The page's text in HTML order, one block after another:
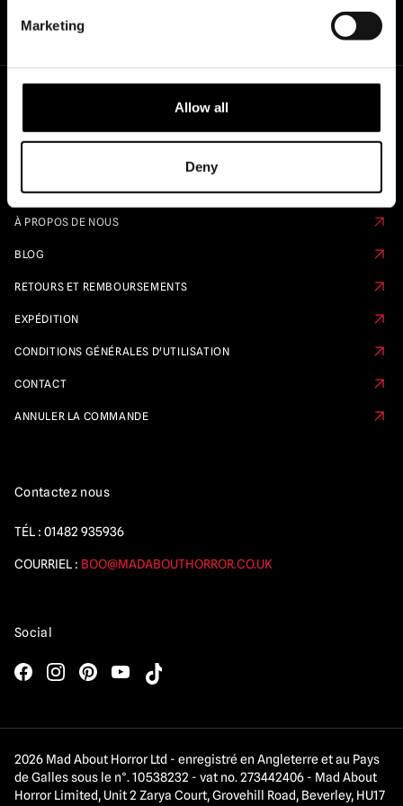
Marketing
Allow all
Deny
FAQ
À PROPOS DE NOUS
BLOG
RETOURS ET REMBOURSEMENTS
EXPÉDITION
CONDITIONS GÉNÉRALES D'UTILISATION
CONTACT
ANNULER LA COMMANDE
Contactez nous
TÉL : 01482 935936
COURRIEL : BOO@MADABOUTHORROR.CO.UK
Social
2026 Mad About Horror Ltd - enregistré en Angleterre et au Pays
de Galles sous le n°. 10538232 - vat no. 273442406 - Mad About
Horror Limited, Unit 2 Zarya Court, Grovehill Road, Beverley, HU17